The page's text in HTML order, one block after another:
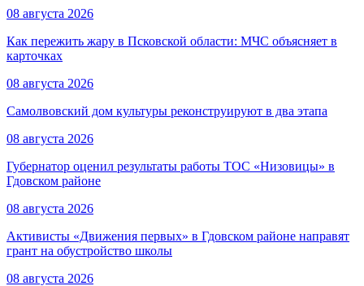
08 августа 2026
Как пережить жару в Псковской области: МЧС объясняет в
карточках
08 августа 2026
Самолвовский дом культуры реконструируют в два этапа
08 августа 2026
Губернатор оценил результаты работы ТОС «Низовицы» в
Гдовском районе
08 августа 2026
Активисты «Движения первых» в Гдовском районе направят
грант на обустройство школы
08 августа 2026